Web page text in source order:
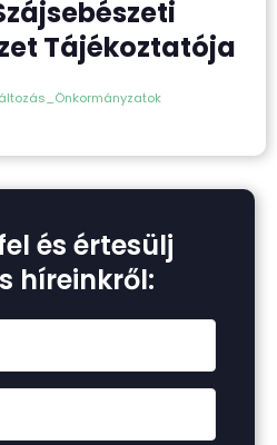
Tájékoztatója
és értesülj
híreinkről: